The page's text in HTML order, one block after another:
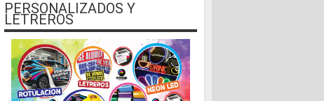
PERSONALIZADOS Y
LETREROS